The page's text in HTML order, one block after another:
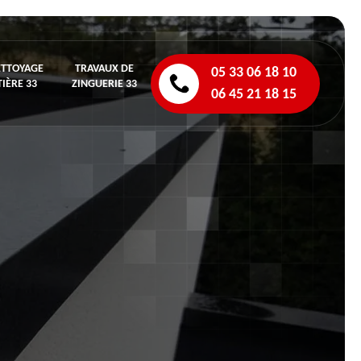
33
TRAVAUX DE
ZINGUERIE 33
05 33 06 18 10
06 45 21 18 15